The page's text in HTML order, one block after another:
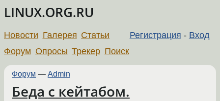
LINUX.ORG.RU
Регистрация - Вход
Новости Галерея Статьи
Форум Опросы Трекер Поиск
Форум — Admin
Беда с кейтабом.